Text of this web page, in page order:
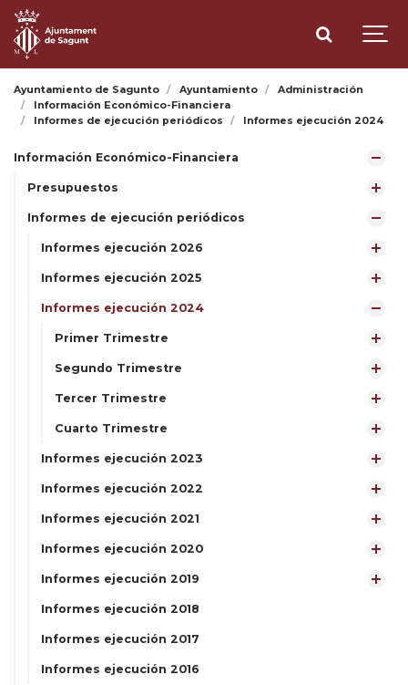
Ayuntamiento de Sagunto Ayuntamiento
Administración
Información Económico-Financiera
Informes de ejecución periódicos
Informes ejecución 2024
Información Económico-Financiera
Presupuestos
Informes de ejecución periódicos
Informes ejecución 2026
Informes ejecución 2025
Informes ejecución 2024
Primer Trimestre
Segundo Trimestre
Tercer Trimestre
Cuarto Trimestre
Informes ejecución 2023
Informes ejecución 2022
Informes ejecución 2021
Informes ejecución 2020
Informes ejecución 2019
Informes ejecución 2018
Informes ejecución 2017
Informes ejecución 2016